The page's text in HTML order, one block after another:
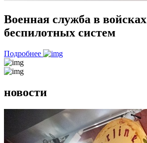
Военная служба в войсках
беспилотных систем
Подробнее
новости